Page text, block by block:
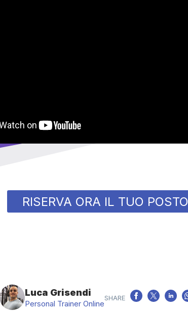
RISERVA ORA IL TUO POSTO
Luca Grisendi
Personal Trainer Online